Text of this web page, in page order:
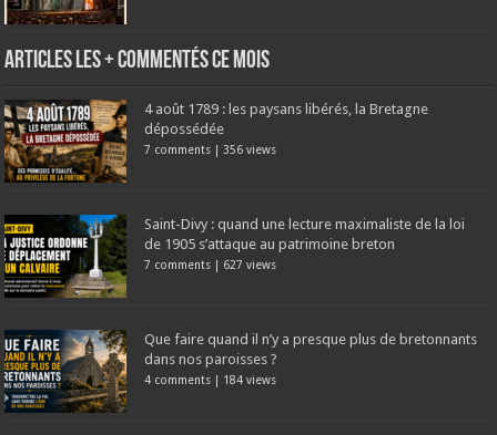
Articles les + commentés ce mois
4 août 1789 : les paysans libérés, la Bretagne
dépossédée
7 comments | 356 views
Saint-Divy : quand une lecture maximaliste de la loi
de 1905 s’attaque au patrimoine breton
7 comments | 627 views
Que faire quand il n’y a presque plus de bretonnants
dans nos paroisses ?
4 comments | 184 views